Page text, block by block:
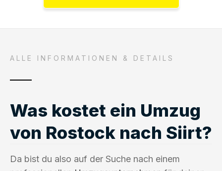
ALLE INFORMATIONEN & DETAILS
Was kostet ein Umzug
von Rostock nach Siirt?
Da bist du also auf der Suche nach einem